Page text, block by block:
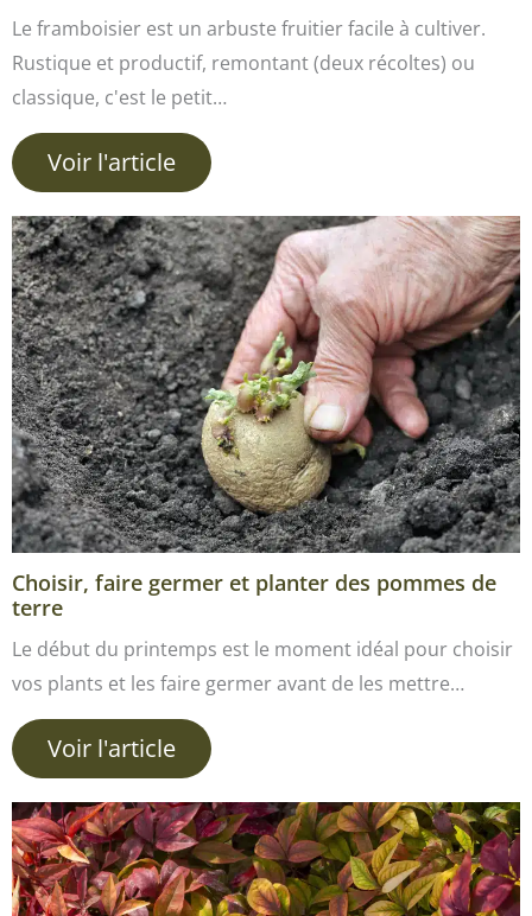
Le framboisier est un arbuste fruitier facile à cultiver.
Rustique et productif, remontant (deux récoltes) ou
classique, c'est le petit…
Voir l'article
Choisir, faire germer et planter des pommes de
terre
Le début du printemps est le moment idéal pour choisir
vos plants et les faire germer avant de les mettre…
Voir l'article